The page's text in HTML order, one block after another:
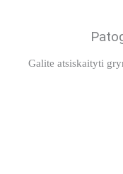
Galite atsiskaityti